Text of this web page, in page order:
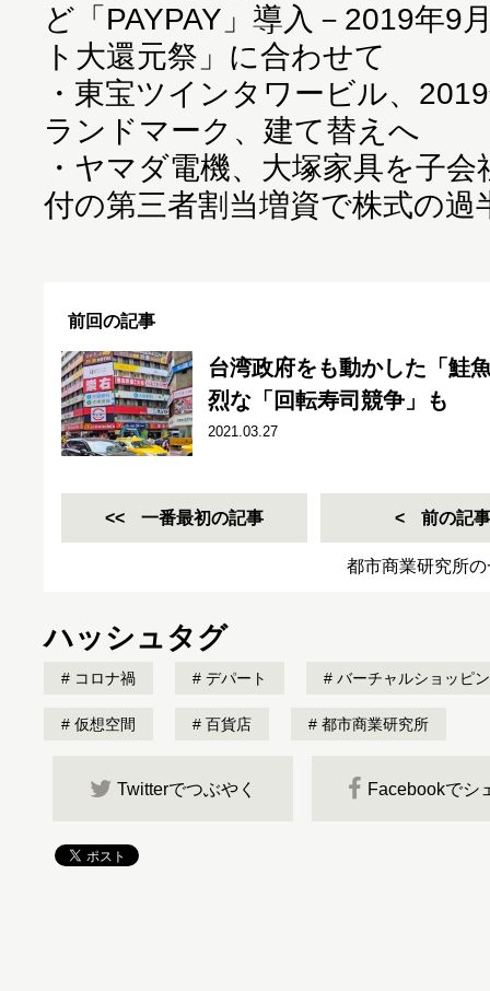
ど「PAYPAY」導入－2019年9
ト大還元祭」に合わせて
・ 東宝ツインタワービル、
ランドマーク、建て替えへ
・ ヤマダ電機、大塚家具を子
付の第三者割当増資で株式の過
前回の記事
台湾政府をも動かした「
烈な「回転寿司競争」も
2021.03.27
一番最初の記事 前の記事
都市商業研究所
ハッシュタグ
コロナ禍 デパート バーチャルショッピ
仮想空間 百貨店 都市商業研究所
Twitterでつぶやく Facebookでシ